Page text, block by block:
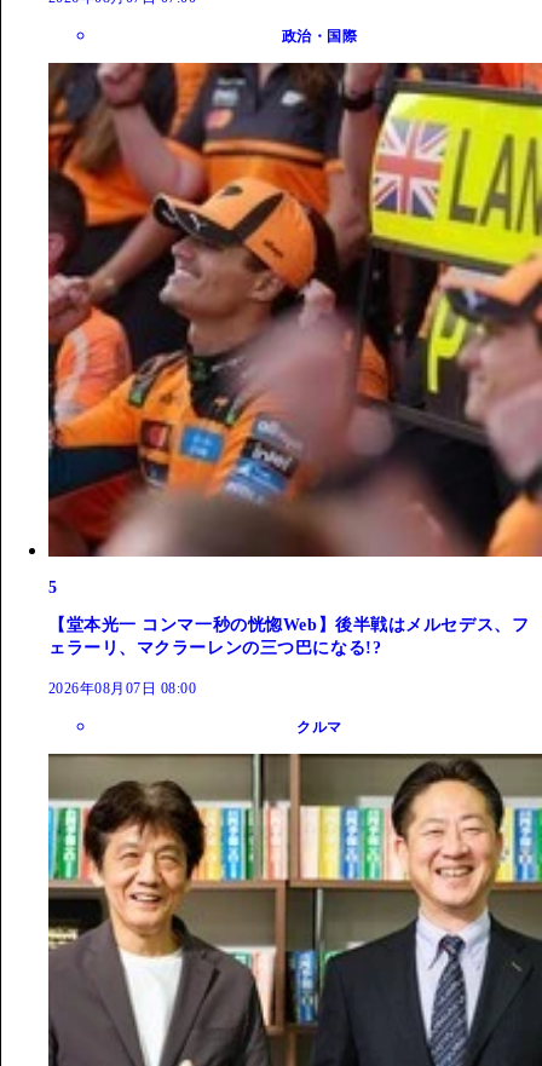
政治・国際
5
【堂本光一 コンマ一秒の恍惚Web】後半戦はメルセデス、フ
ェラーリ、マクラーレンの三つ巴になる!?
2026年08月07日 08:00
クルマ